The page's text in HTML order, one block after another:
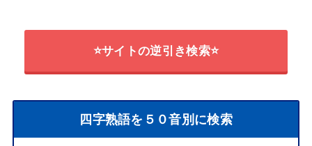
⭐サイトの逆引き検索⭐
四字熟語を５０音別に検索